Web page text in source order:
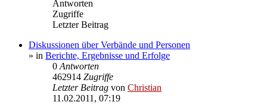
Antworten
Zugriffe
Letzter Beitrag
Diskussionen über Verbände und Personen
» in Berichte, Ergebnisse und Erfolge
0 Antworten
462914 Zugriffe
Letzter Beitrag von Christian
11.02.2011, 07:19